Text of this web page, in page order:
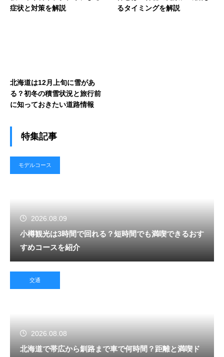
症状と対策を解説
るタイミングを解説
北海道は12月上旬に雪があ
る？初冬の積雪状況と旅行前
に知っておきたい道路情報
特集記事
モデルコース
2026.08.09
小樽観光は3時間で回れる？短時間でも満喫できるおす
すめコースを紹介
交通
2026.08.08
北海道で帯広から釧路まで車で何時間？距離と満喫ド